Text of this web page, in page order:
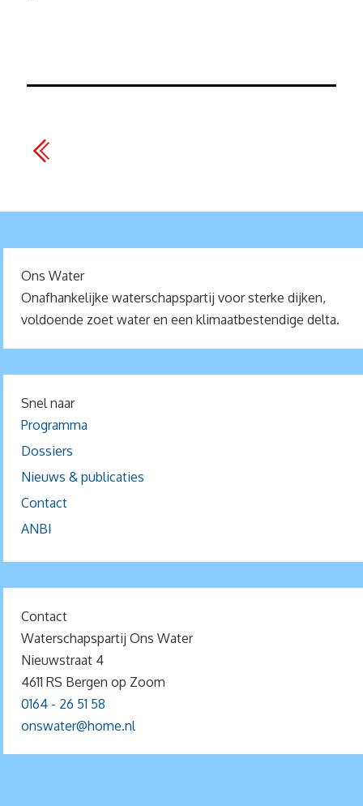
Ons Water
Onafhankelijke waterschapspartij voor sterke dijken,
voldoende zoet water en een klimaatbestendige delta.
Snel naar
Programma
Dossiers
Nieuws & publicaties
Contact
ANBI
Contact
Waterschapspartij Ons Water
Nieuwstraat 4
4611 RS Bergen op Zoom
0164 - 26 51 58
onswater@home.nl